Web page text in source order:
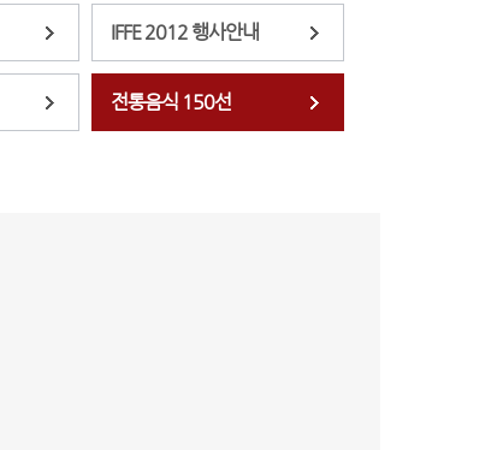
IFFE 2012 행사안내
전통음식 150선